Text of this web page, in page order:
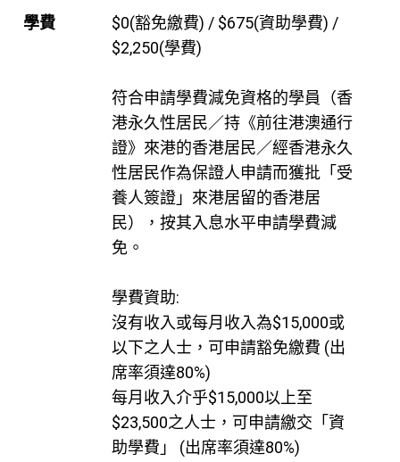
學費
$0(豁免繳費) / $675(資助學費) /
$2,250(學費)
符合申請學費減免資格的學員（香
港永久性居民／持《前往港澳通行
證》來港的香港居民／經香港永久
性居民作為保證人申請而獲批「受
養人簽證」來港居留的香港居
民），按其入息水平申請學費減
免。
學費資助:
沒有收入或每月收入為$15,000或
以下之人士，可申請豁免繳費 (出
席率須達80%)
每月收入介乎$15,000以上至
$23,500之人士，可申請繳交「資
助學費」 (出席率須達80%)